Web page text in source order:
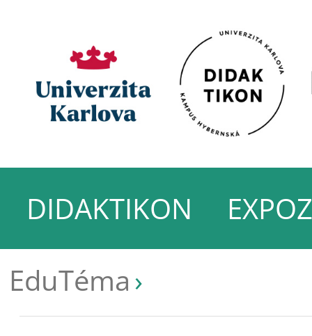
DIDAKTIKON
EduTéma